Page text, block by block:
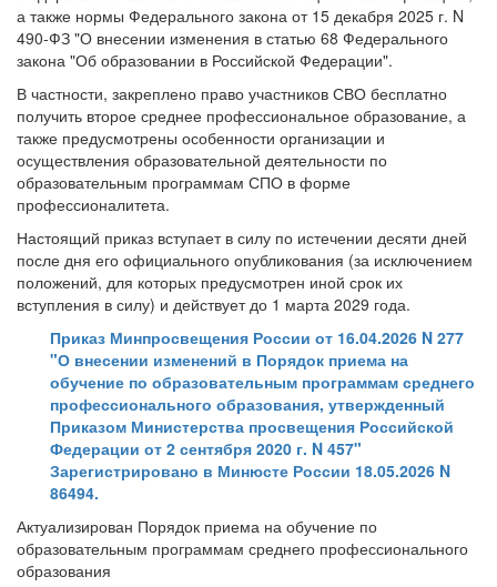
а также нормы Федерального закона от 15 декабря 2025 г. N
490-ФЗ "О внесении изменения в статью 68 Федерального
закона "Об образовании в Российской Федерации".
В частности, закреплено право участников СВО бесплатно
получить второе среднее профессиональное образование, а
также предусмотрены особенности организации и
осуществления образовательной деятельности по
образовательным программам СПО в форме
профессионалитета.
Настоящий приказ вступает в силу по истечении десяти дней
после дня его официального опубликования (за исключением
положений, для которых предусмотрен иной срок их
вступления в силу) и действует до 1 марта 2029 года.
Приказ Минпросвещения России от 16.04.2026 N 277
"О внесении изменений в Порядок приема на
обучение по образовательным программам среднего
профессионального образования, утвержденный
Приказом Министерства просвещения Российской
Федерации от 2 сентября 2020 г. N 457"
Зарегистрировано в Минюсте России 18.05.2026 N
86494.
Актуализирован Порядок приема на обучение по
образовательным программам среднего профессионального
образования